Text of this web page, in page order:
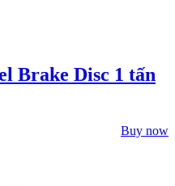
Brake Disc 1 tấn
Buy now